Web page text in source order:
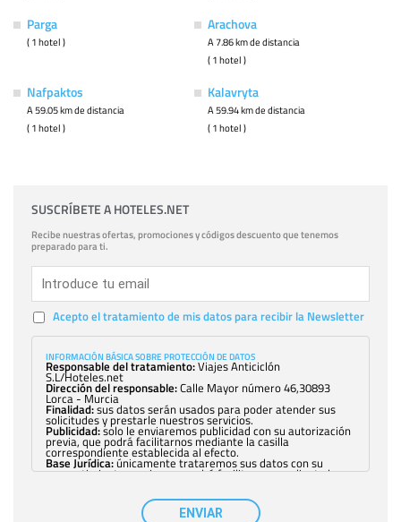
Parga
( 1 hotel )
Arachova
A 7.86 km de distancia
( 1 hotel )
Nafpaktos
A 59.05 km de distancia
( 1 hotel )
Kalavryta
A 59.94 km de distancia
( 1 hotel )
SUSCRÍBETE A HOTELES.NET
Recibe nuestras ofertas, promociones y códigos descuento que tenemos
preparado para ti.
Acepto el tratamiento de mis datos para recibir la Newsletter
INFORMACIÓN BÁSICA SOBRE PROTECCIÓN DE DATOS
Responsable del tratamiento:Viajes Anticiclón
S.L/Hoteles.net
Dirección del responsable:Calle Mayor número 46,30893
Lorca - Murcia
Finalidad:sus datos serán usados para poder atender sus
solicitudes y prestarle nuestros servicios.
Publicidad:solo le enviaremos publicidad con su autorización
previa, que podrá facilitarnos mediante la casilla
correspondiente establecida al efecto.
Base Jurídica:únicamente trataremos sus datos con su
consentimiento previo, que podrá facilitarnos mediante la
con carácter general, sólo el personal de
nuestra entidad que esté debidamente autorizado podrá
tener conocimiento de la información que le pedimos. No se
ENVIAR